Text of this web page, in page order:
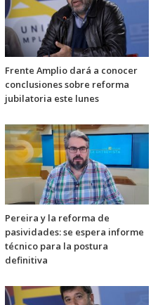
Frente Amplio dará a conocer
conclusiones sobre reforma
jubilatoria este lunes
Pereira y la reforma de
pasividades: se espera informe
técnico para la postura
definitiva